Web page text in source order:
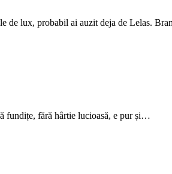
de lux, probabil ai auzit deja de Lelas.
fundițe, fără hârtie lucioasă, e pur și…